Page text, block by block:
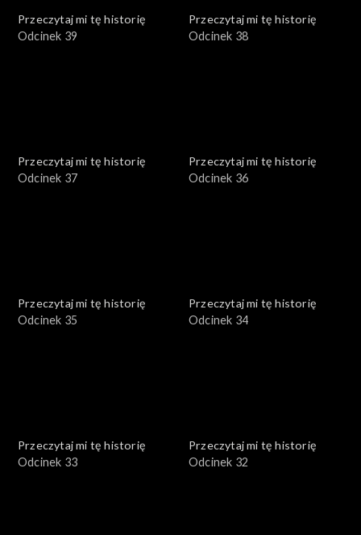
Przeczytaj mi tę historię
Odcinek 39
Przeczytaj mi tę historię
Odcinek 38
Przeczytaj mi tę historię
Odcinek 37
Przeczytaj mi tę historię
Odcinek 36
Przeczytaj mi tę historię
Odcinek 35
Przeczytaj mi tę historię
Odcinek 34
Przeczytaj mi tę historię
Odcinek 33
Przeczytaj mi tę historię
Odcinek 32